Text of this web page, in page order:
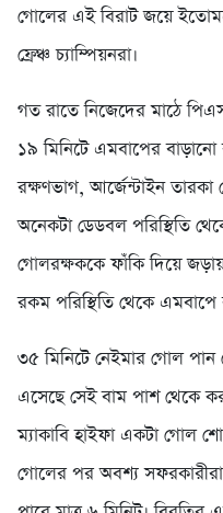
গোলের এই বিরাট জয়ে
ফ্রেঞ্চ চ্যাম্পিয়নরা।
গত রাতে নিজেদের মাঠে
১৯ মিনিটে এমবাপের
রক্ষণভাগ, আর্জেন্টাইন
অনেকটা ডেডবল পরিস্থিতি
গোলরক্ষককে ফাঁকি দিয়ে
রকম পরিস্থিতি থেকে এমবাপে
৩৫ মিনিটে নেইমার গোল
এসেছে সেই বাম পাশ থেকে
ম্যাকাবি হাইফা একটা গোল
গোলের পর অবশ্য